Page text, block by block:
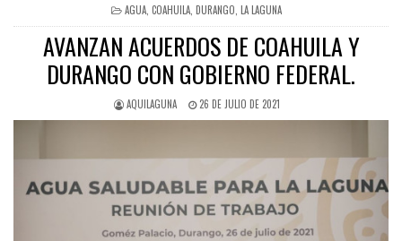
POSTED
IN
AGUA COAHUILA DURANGO LA LAGUNA
AVANZAN ACUERDOS DE COAHUILA Y
DURANGO CON GOBIERNO FEDERAL.
AQUILAGUNA 26 DE JULIO DE 2021